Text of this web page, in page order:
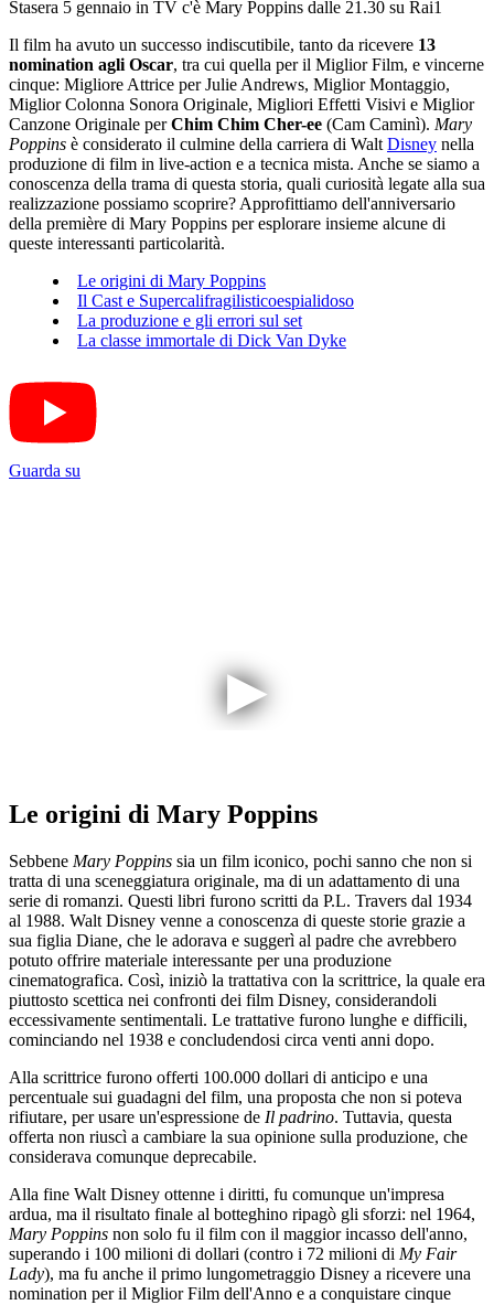
Stasera 5 gennaio in TV c'è Mary Poppins dalle 21.30 su Rai1
Il film ha avuto un successo indiscutibile, tanto da ricevere 13
nomination agli Oscar, tra cui quella per il Miglior Film, e vincerne
cinque: Migliore Attrice per Julie Andrews, Miglior Montaggio,
Miglior Colonna Sonora Originale, Migliori Effetti Visivi e Miglior
Canzone Originale perChim Chim Cher-ee (Cam Caminì). Mary
Poppins è considerato il culmine della carriera di Walt Disney nella
produzione di film in live-action e a tecnica mista. Anche se siamo a
conoscenza della trama di questa storia, quali curiosità legate alla sua
realizzazione possiamo scoprire? Approfittiamo dell'anniversario
della première di Mary Poppins per esplorare insieme alcune di
queste interessanti particolarità.
Le origini di Mary Poppins
Il Cast e Supercalifragilisticoespialidoso
La produzione e gli errori sul set
La classe immortale di Dick Van Dyke
Guarda su
Le origini di Mary Poppins
Sebbene Mary Poppins sia un film iconico, pochi sanno che non si
tratta di una sceneggiatura originale, ma di un adattamento di una
serie di romanzi. Questi libri furono scritti da P.L. Travers dal 1934
al 1988. Walt Disney venne a conoscenza di queste storie grazie a
sua figlia Diane, che le adorava e suggerì al padre che avrebbero
potuto offrire materiale interessante per una produzione
cinematografica. Così, iniziò la trattativa con la scrittrice, la quale era
piuttosto scettica nei confronti dei film Disney, considerandoli
eccessivamente sentimentali. Le trattative furono lunghe e difficili,
cominciando nel 1938 e concludendosi circa venti anni dopo.
Alla scrittrice furono offerti 100.000 dollari di anticipo e una
percentuale sui guadagni del film, una proposta che non si poteva
rifiutare, per usare un'espressione de Il padrino. Tuttavia, questa
offerta non riuscì a cambiare la sua opinione sulla produzione, che
considerava comunque deprecabile.
Alla fine Walt Disney ottenne i diritti, fu comunque un'impresa
ardua, ma il risultato finale al botteghino ripagò gli sforzi: nel 1964,
Mary Poppins non solo fu il film con il maggior incasso dell'anno,
superando i 100 milioni di dollari (contro i 72 milioni di My Fair
Lady), ma fu anche il primo lungometraggio Disney a ricevere una
nomination per il Miglior Film dell'Anno e a conquistare cinque